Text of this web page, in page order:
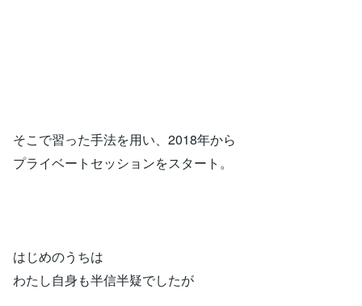
そこで習った手法を用い、2018年から
プライベートセッションをスタート。
はじめのうちは
わたし自身も半信半疑でしたが